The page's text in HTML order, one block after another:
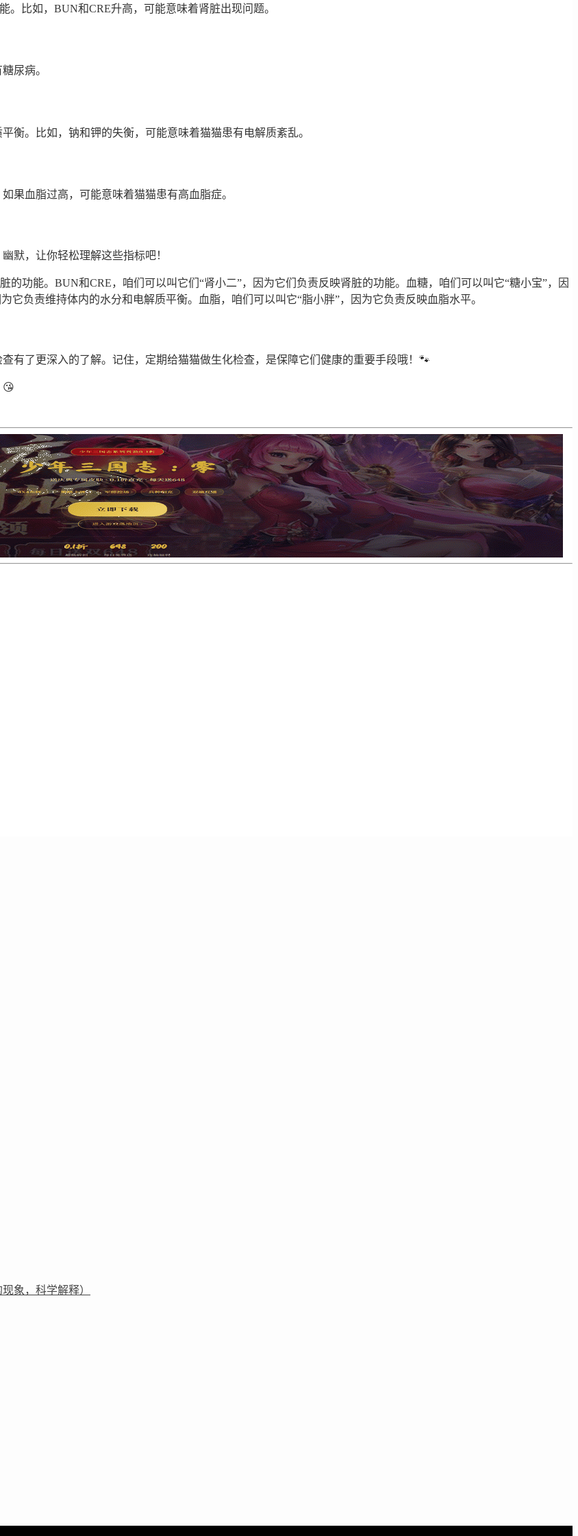
比如，BUN和CRE升高，可能意味着肾脏出现问题。
尿病。
衡。比如，钠和钾的失衡，可能意味着猫猫患有电解质紊乱。
果血脂过高，可能意味着猫猫患有高血脂症。
默，让你轻松理解这些指标吧！
功能。BUN和CRE，咱们可以叫它们“肾小二”，因为它们负责反映肾脏的功能。血糖，咱们可以叫它“糖小宝”，因
它负责维持体内的水分和电解质平衡。血脂，咱们可以叫它“脂小胖”，因为它负责反映血脂水平。
有了更深入的了解。记住，定期给猫猫做生化检查，是保障它们健康的重要手段哦！🐾
😘
象，科学解释）